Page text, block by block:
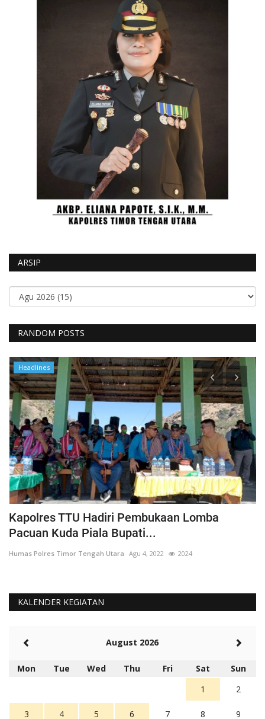
ARSIP
RANDOM POSTS
Headlines
Kapolres TTU Hadiri Pembukaan Lomba
Pacuan Kuda Piala Bupati...
Humas Polres Timor Tengah Utara Agu 4, 2022 2024
KALENDER KEGIATAN
August 2026
Mon Tue Wed Thu Fri Sat
Sun
1
2
3 4 5 6 7 8 9